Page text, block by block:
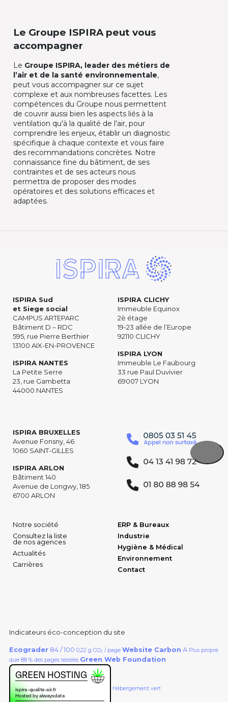
Le Groupe ISPIRA peut vous
accompagner
Le Groupe ISPIRA, leader des métiers de
l’air et de la santé environnementale,
peut vous accompagner sur ce sujet
complexe et aux nombreuses facettes. Les
compétences du Groupe nous permettent
de couvrir aussi bien les aspects liés à la
ventilation qu’à la qualité de l’air, pour
comprendre les enjeux, établir un diagnostic
spécifique à chaque contexte et vous faire
des recommandations concrètes. Notre
connaissance fine du bâtiment, de ses
contraintes et de ses acteurs nous
permettra de proposer des modes
opératoires et des solutions efficaces et
adaptées.
ISPIRA Sud
et Siege social
CAMPUS ARTEPARC
Bâtiment D – RDC
595, rue Pierre Berthier
13100 AIX-EN-PROVENCE
ISPIRA NANTES
La Petite Serre
23, rue Gambetta
44000 NANTES
ISPIRA CLICHY
Immeuble Equinox
2è étage
19-23 allée de l’Europe
92110 CLICHY
ISPIRA LYON
Immeuble Le Faubourg
33 rue Paul Duvivier
69007 LYON
ISPIRA BRUXELLES
Avenue Fonsny, 46
1060 SAINT-GILLES
ISPIRA ARLON
Bâtiment 140
Avenue de Longwy, 185
6700 ARLON
Notre société
Consultez la liste
de nos agences
Actualités
Carrières
ERP & Bureaux
Industrie
Hygiène & Médical
Environnement
Contact
Indicateurs éco-conception du site
Ecograder 84 / 100 0,22 g CO₂ / page Website Carbon A Plus propre
que 88 % des pages testées Green Web Foundation
Hébergement vert